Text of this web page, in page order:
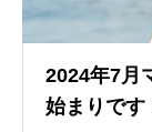
2024年7月
始まりです